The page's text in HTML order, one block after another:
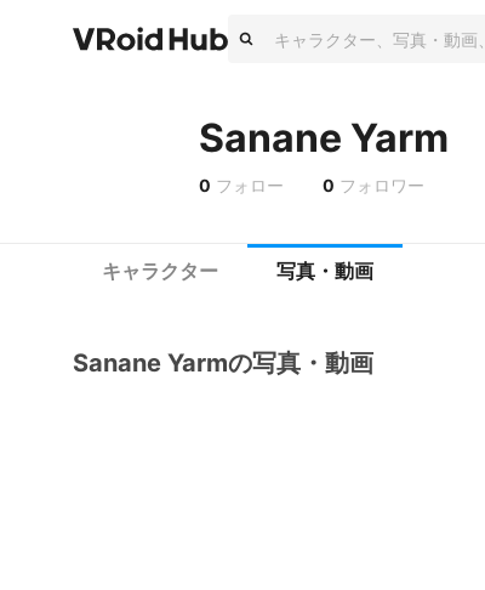
Sanane Yarm
0 フォロー 0 フォロワー
キャラクター 写真・動画
Sanane Yarmの写真・動画